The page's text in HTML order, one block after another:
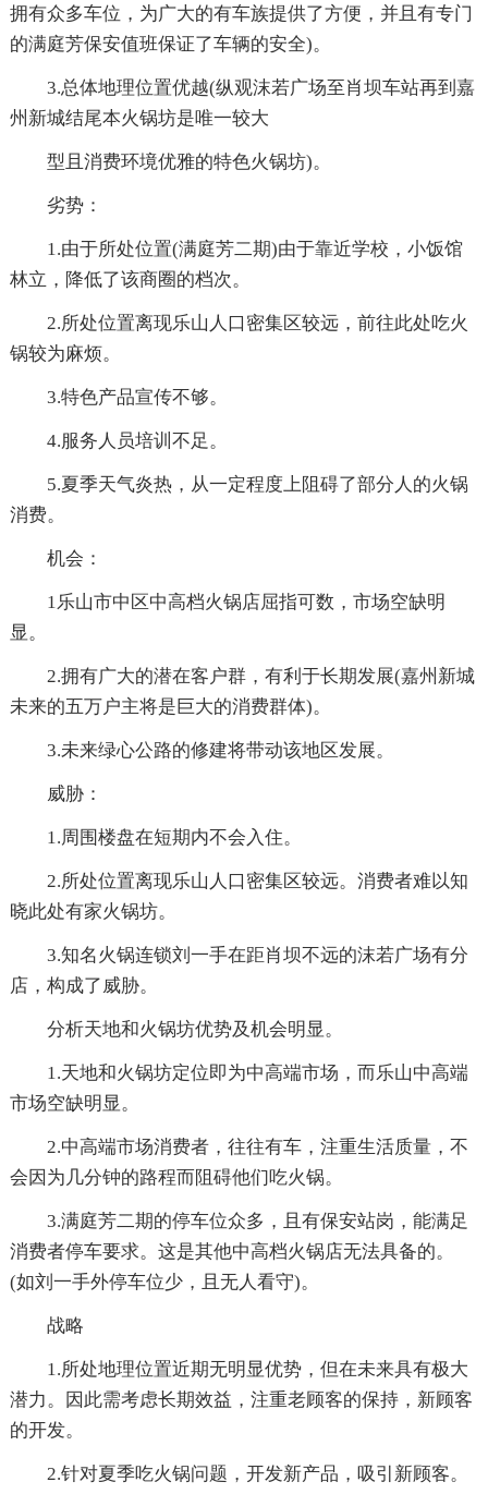
拥有众多车位，为广大的有车族提供了方便，并且有专门
的满庭芳保安值班保证了车辆的安全)。
3.总体地理位置优越(纵观沫若广场至肖坝车站再到嘉
州新城结尾本火锅坊是唯一较大
型且消费环境优雅的特色火锅坊)。
劣势：
1.由于所处位置(满庭芳二期)由于靠近学校，小饭馆
林立，降低了该商圈的档次。
2.所处位置离现乐山人口密集区较远，前往此处吃火
锅较为麻烦。
3.特色产品宣传不够。
4.服务人员培训不足。
5.夏季天气炎热，从一定程度上阻碍了部分人的火锅
消费。
机会：
1乐山市中区中高档火锅店屈指可数，市场空缺明
显。
2.拥有广大的潜在客户群，有利于长期发展(嘉州新城
未来的五万户主将是巨大的消费群体)。
3.未来绿心公路的修建将带动该地区发展。
威胁：
1.周围楼盘在短期内不会入住。
2.所处位置离现乐山人口密集区较远。消费者难以知
晓此处有家火锅坊。
3.知名火锅连锁刘一手在距肖坝不远的沫若广场有分
店，构成了威胁。
分析天地和火锅坊优势及机会明显。
1.天地和火锅坊定位即为中高端市场，而乐山中高端
市场空缺明显。
2.中高端市场消费者，往往有车，注重生活质量，不
会因为几分钟的路程而阻碍他们吃火锅。
3.满庭芳二期的停车位众多，且有保安站岗，能满足
消费者停车要求。这是其他中高档火锅店无法具备的。
(如刘一手外停车位少，且无人看守)。
战略
1.所处地理位置近期无明显优势，但在未来具有极大
潜力。因此需考虑长期效益，注重老顾客的保持，新顾客
的开发。
2.针对夏季吃火锅问题，开发新产品，吸引新顾客。